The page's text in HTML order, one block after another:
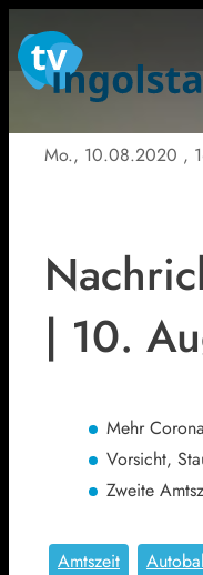
Mo., 10.08.2020 ,
| 10.
Mehr
Vorsicht,
Zweite
Amtszeit